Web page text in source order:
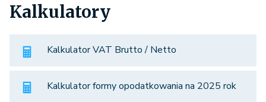
Kalkulatory
Kalkulator VAT Brutto / Netto
Kalkulator formy opodatkowania na 2025 rok